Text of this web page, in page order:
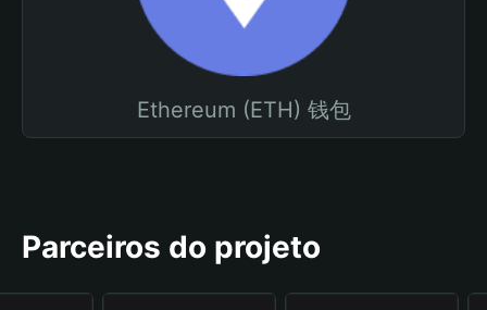
Ethereum (ETH) 钱包
Parceiros do projeto